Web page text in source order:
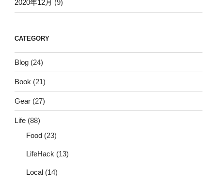
2020年12月 (9)
CATEGORY
Blog (24)
Book (21)
Gear (27)
Life (88)
Food (23)
LifeHack (13)
Local (14)